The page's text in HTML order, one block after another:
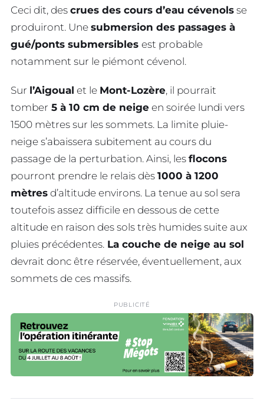
Ceci dit, des crues des cours d’eau cévenols se
produiront. Une submersion des passages à
gué/ponts submersibles est probable
notamment sur le piémont cévenol.
Sur l’Aigoual et le Mont-Lozère, il pourrait
tomber 5 à 10 cm de neige en soirée lundi vers
1500 mètres sur les sommets. La limite pluie-
neige s’abaissera subitement au cours du
passage de la perturbation. Ainsi, les flocons
pourront prendre le relais dès 1000 à 1200
mètres d’altitude environs. La tenue au sol sera
toutefois assez difficile en dessous de cette
altitude en raison des sols très humides suite aux
pluies précédentes. La couche de neige au sol
devrait donc être réservée, éventuellement, aux
sommets de ces massifs.
PUBLICITÉ